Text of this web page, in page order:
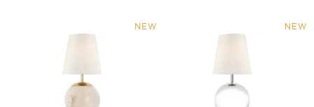
NEW NEW